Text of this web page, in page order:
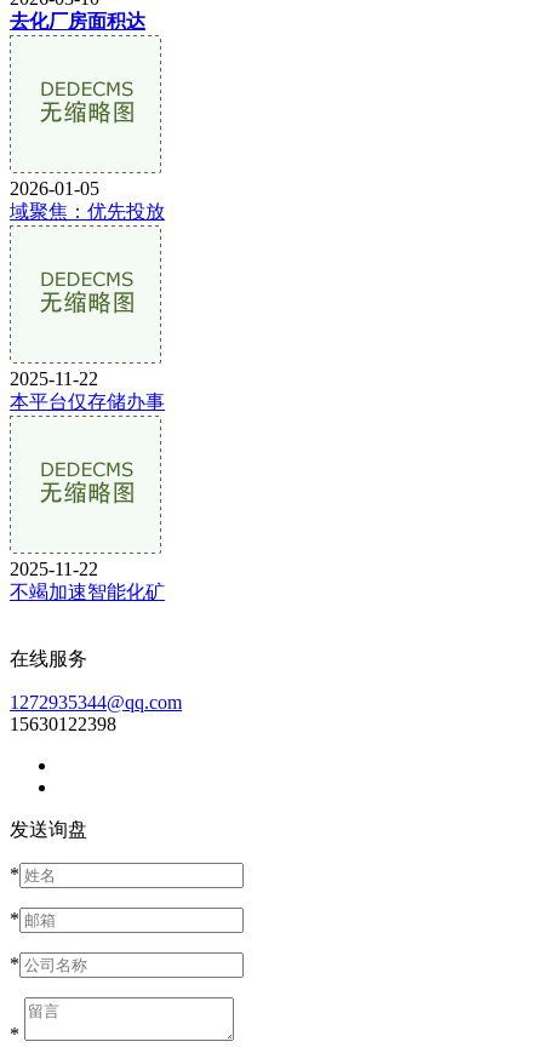
去化厂房面积达
2026-01-05
域聚焦：优先投放
2025-11-22
本平台仅存储办事
2025-11-22
不竭加速智能化矿
在线服务
1272935344@qq.com
15630122398
发送询盘
*
*
*
*